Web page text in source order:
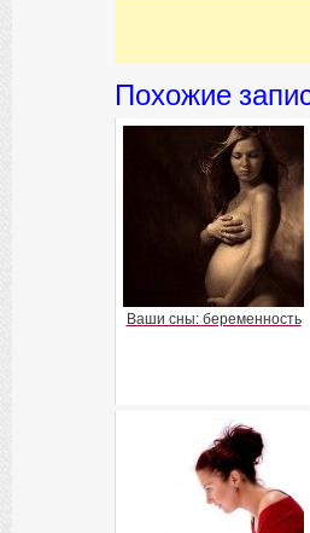
Похожие
Ваши сны: беременность